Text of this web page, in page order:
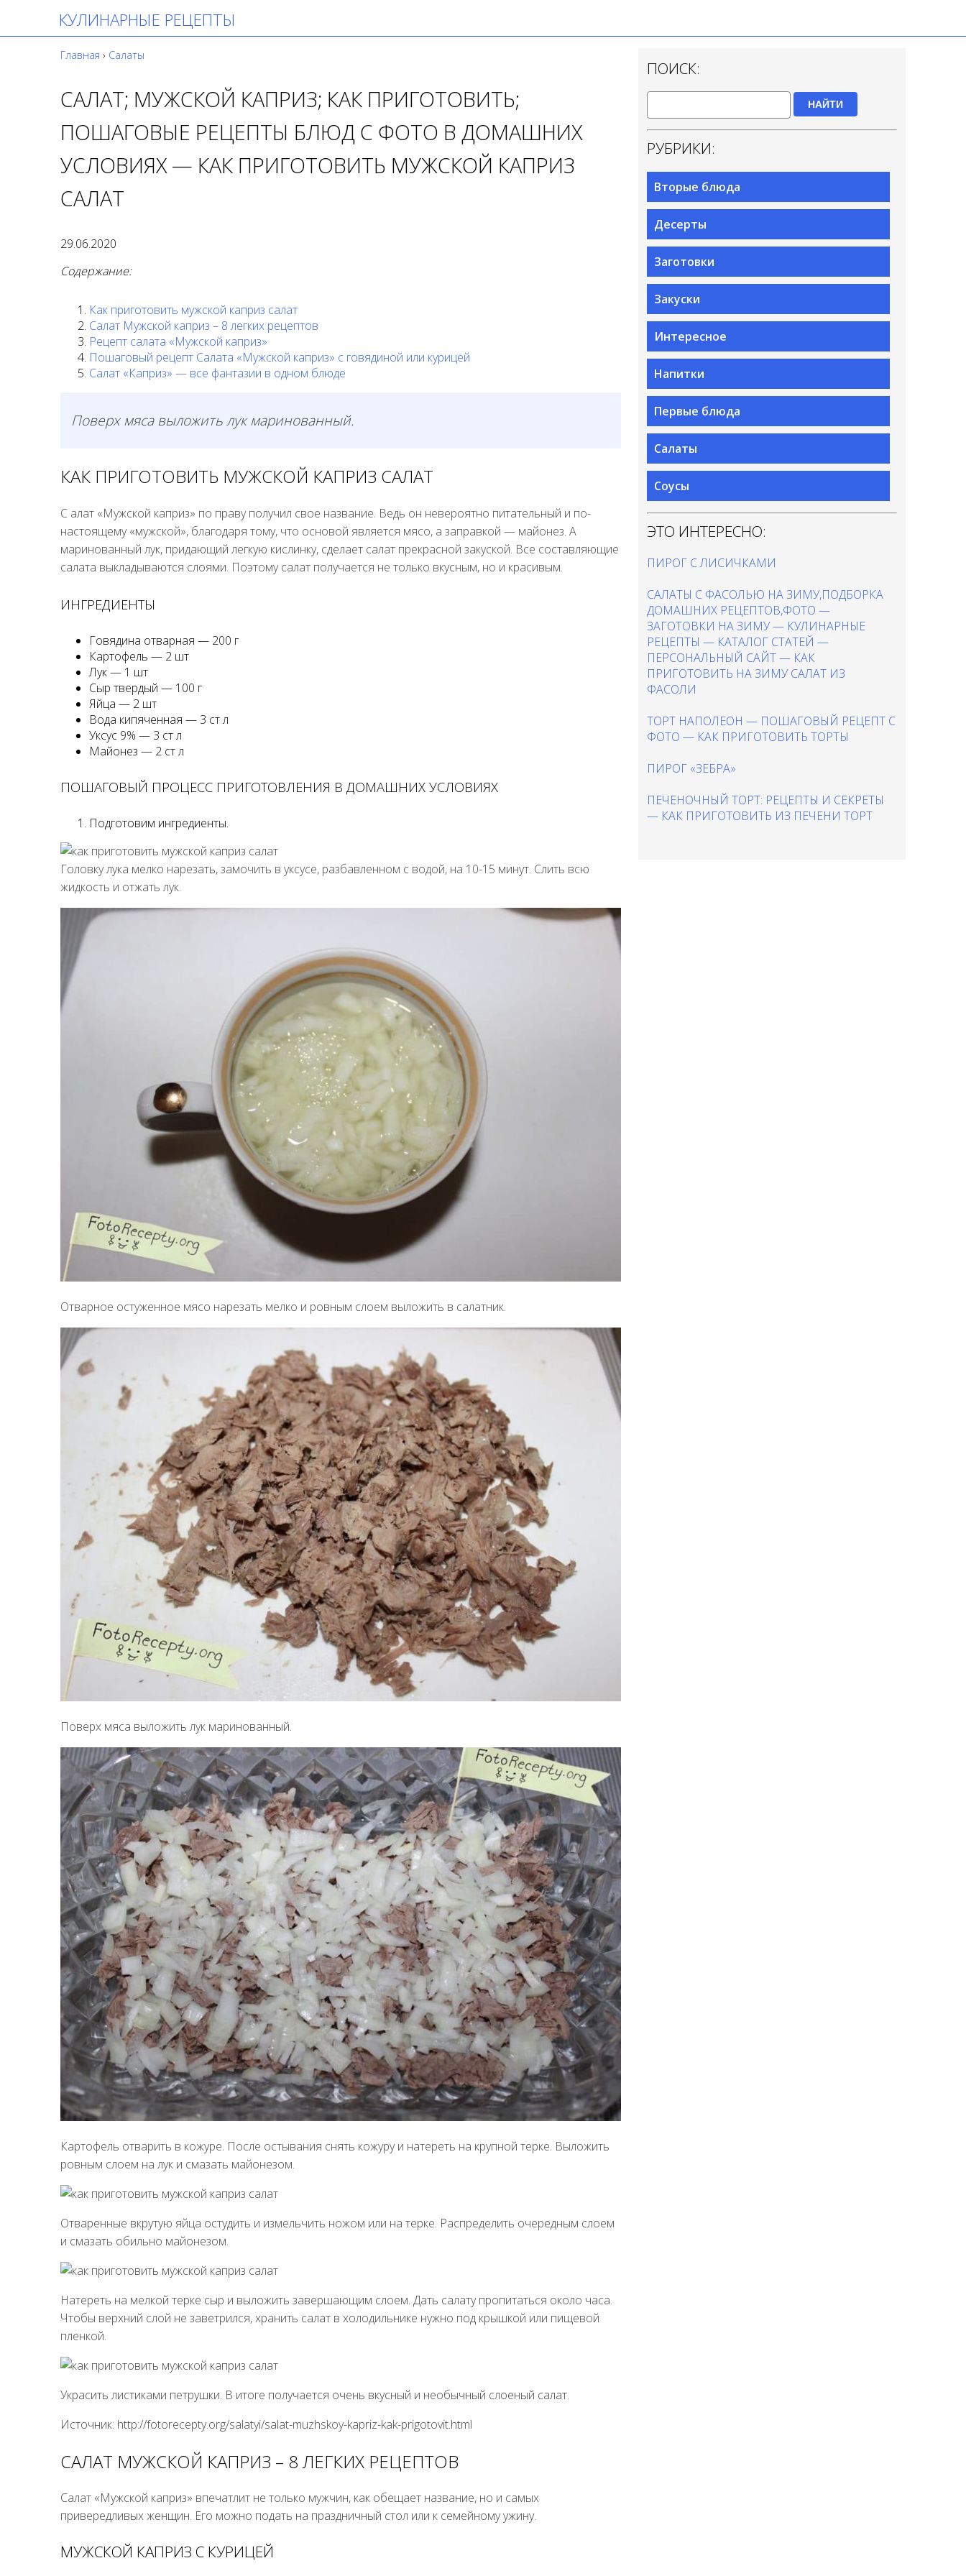
КУЛИНАРНЫЕ РЕЦЕПТЫ
Главная › Салаты
САЛАТ; МУЖСКОЙ КАПРИЗ; КАК ПРИГОТОВИТЬ;
ПОШАГОВЫЕ РЕЦЕПТЫ БЛЮД С ФОТО В ДОМАШНИХ
УСЛОВИЯХ — КАК ПРИГОТОВИТЬ МУЖСКОЙ КАПРИЗ
САЛАТ
29.06.2020
Содержание:
Как приготовить мужской каприз салат
Салат Мужской каприз – 8 легких рецептов
Рецепт салата «Мужской каприз»
Пошаговый рецепт Салата «Мужской каприз» с говядиной или курицей
Салат «Каприз» — все фантазии в одном блюде
Поверх мяса выложить лук маринованный.
КАК ПРИГОТОВИТЬ МУЖСКОЙ КАПРИЗ САЛАТ
С алат «Мужской каприз» по праву получил свое название. Ведь он невероятно питательный и по-
настоящему «мужской», благодаря тому, что основой является мясо, а заправкой — майонез. А
маринованный лук, придающий легкую кислинку, сделает салат прекрасной закуской. Все составляющие
салата выкладываются слоями. Поэтому салат получается не только вкусным, но и красивым.
ИНГРЕДИЕНТЫ
Говядина отварная — 200 г
Картофель — 2 шт
Лук — 1 шт
Сыр твердый — 100 г
Яйца — 2 шт
Вода кипяченная — 3 ст л
Уксус 9% — 3 ст л
Майонез — 2 ст л
ПОШАГОВЫЙ ПРОЦЕСС ПРИГОТОВЛЕНИЯ В ДОМАШНИХ УСЛОВИЯХ
Подготовим ингредиенты.
Головку лука мелко нарезать, замочить в уксусе, разбавленном с водой, на 10-15 минут. Слить всю
жидкость и отжать лук.
Отварное остуженное мясо нарезать мелко и ровным слоем выложить в салатник.
Поверх мяса выложить лук маринованный.
Картофель отварить в кожуре. После остывания снять кожуру и натереть на крупной терке. Выложить
ровным слоем на лук и смазать майонезом.
Отваренные вкрутую яйца остудить и измельчить ножом или на терке. Распределить очередным слоем
и смазать обильно майонезом.
Натереть на мелкой терке сыр и выложить завершающим слоем. Дать салату пропитаться около часа.
Чтобы верхний слой не заветрился, хранить салат в холодильнике нужно под крышкой или пищевой
пленкой.
Украсить листиками петрушки. В итоге получается очень вкусный и необычный слоеный салат.
Источник: http://fotorecepty.org/salatyi/salat-muzhskoy-kapriz-kak-prigotovit.html
САЛАТ МУЖСКОЙ КАПРИЗ – 8 ЛЕГКИХ РЕЦЕПТОВ
Салат «Мужской каприз» впечатлит не только мужчин, как обещает название, но и самых
привередливых женщин. Его можно подать на праздничный стол или к семейному ужину.
МУЖСКОЙ КАПРИЗ С КУРИЦЕЙ
ПОИСК:
НАЙТИ
РУБРИКИ:
Вторые блюда
Десерты
Заготовки
Закуски
Интересное
Напитки
Первые блюда
Салаты
Соусы
ЭТО ИНТЕРЕСНО:
ПИРОГ С ЛИСИЧКАМИ
САЛАТЫ С ФАСОЛЬЮ НА ЗИМУ,ПОДБОРКА
ДОМАШНИХ РЕЦЕПТОВ,ФОТО —
ЗАГОТОВКИ НА ЗИМУ — КУЛИНАРНЫЕ
РЕЦЕПТЫ — КАТАЛОГ СТАТЕЙ —
ПЕРСОНАЛЬНЫЙ САЙТ — КАК
ПРИГОТОВИТЬ НА ЗИМУ САЛАТ ИЗ
ФАСОЛИ
ТОРТ НАПОЛЕОН — ПОШАГОВЫЙ РЕЦЕПТ С
ФОТО — КАК ПРИГОТОВИТЬ ТОРТЫ
ПИРОГ «ЗЕБРА»
ПЕЧЕНОЧНЫЙ ТОРТ: РЕЦЕПТЫ И СЕКРЕТЫ
— КАК ПРИГОТОВИТЬ ИЗ ПЕЧЕНИ ТОРТ